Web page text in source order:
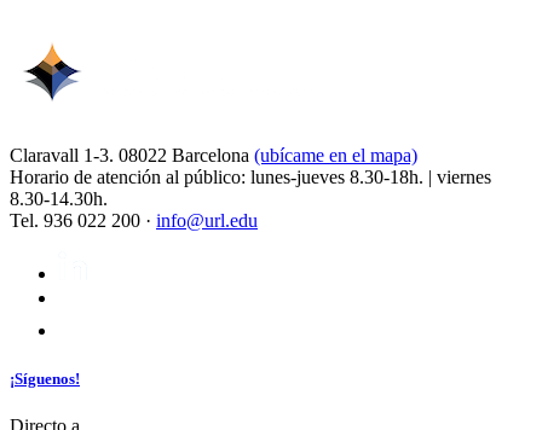
Claravall 1-3. 08022 Barcelona (ubícame en el mapa)
Horario de atención al público: lunes-jueves 8.30-18h. | viernes
8.30-14.30h.
Tel. 936 022 200 · info@url.edu
¡Síguenos!
Directo a